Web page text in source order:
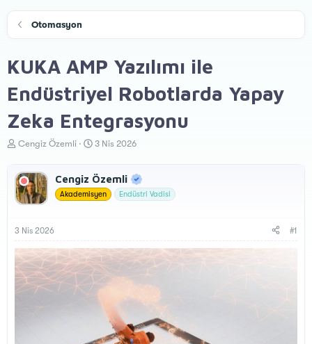
Otomasyon
KUKA AMP Yazılımı ile
Endüstriyel Robotlarda Yapay
Zeka Entegrasyonu
K
u
y
u
a
l
t
Cengiz Özemli
B
l
a
t
a
3 Nis 2026
Cengiz Özemli
Akademisyen Endüstri Vadisi
3 Nis 2026 #1